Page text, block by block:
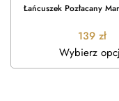
Łańcuszek Pozłacany
139 zł
Wybierz